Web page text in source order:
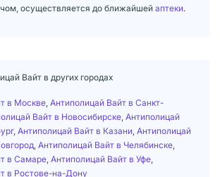
осуществляется до ближайшей аптеки.
Вайт в других городах
в Москве Антиполицай Вайт в Санкт-
Вайт в Новосибирске Антиполицай
, Антиполицай Вайт в Казани Антиполицай
Антиполицай Вайт в Челябинске
в Самаре Антиполицай Вайт в Уфе
в Ростове-на-Дону